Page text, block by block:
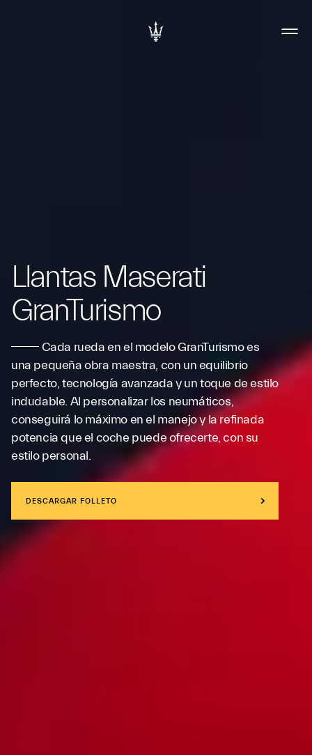
Llantas Maserati
GranTurismo
Cada rueda en el modelo GranTurismoes
una pequeña obra maestra, con un equilibrio
perfecto, tecnología avanzada y un toque de estilo
indudable. Al personalizar los neumáticos,
conseguirá lo máximo en el manejo y la refinada
potencia que el coche puede ofrecerte, con su
estilo personal.
DESCARGAR FOLLETO